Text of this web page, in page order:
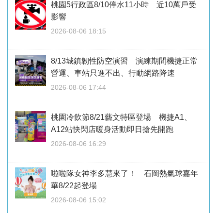
桃園5行政區8/10停水11小時 近10萬戶受
影響
2026-08-06 18:15
8/13城鎮韌性防空演習 演練期間機捷正常
營運、車站只進不出、行動網路降速
2026-08-06 17:44
桃園冷飲節8/21藝文特區登場 機捷A1、
A12站快閃店暖身活動即日搶先開跑
2026-08-06 16:29
啦啦隊女神李多慧來了！ 石岡熱氣球嘉年
華8/22起登場
2026-08-06 15:02